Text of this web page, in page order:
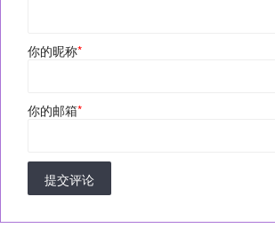
你的昵称*
你的邮箱*
提交评论